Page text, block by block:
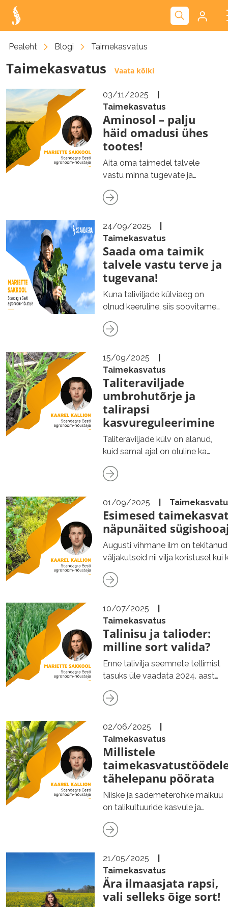
Kliendiportaal
Pealeht Blogi Taimekasvatus
Taimekasvatus Vaata kõiki
03/11/2025
Taimekasvatus
Aminosol – palju
häid omadusi ühes
tootes!
Aita oma taimedel talvele
vastu minna tugevate ja
elujõulistena, andes neile
sügiseks…
24/09/2025
Taimekasvatus
Saada oma taimik
talvele vastu terve ja
tugevana!
Kuna taliviljade külviaeg on
olnud keeruline, siis soovitame
turgutada taimi maksimaalselt,
et…
15/09/2025
Taimekasvatus
Taliteraviljade
umbrohutõrje ja
talirapsi
kasvureguleerimine
Taliteraviljade külv on alanud,
kuid samal ajal on oluline ka
tegeleda talirapside…
01/09/2025
Esimesed
näpunäited
Augusti vihmane ilm on tekitanud
väljakutseid nii vilja koristusel kui
talirapsi…
10/07/2025
Taimekasvatus
Talinisu ja talioder:
milline sort valida?
Enne talivilja seemnete tellimist
tasuks üle vaadata 2024. aasta
Scandagra Suure Põllupäeva…
02/06/2025
Taimekasvatus
Millistele
tähelepanu pöörata
Niiske ja sademeterohke maikuu
on talikultuuride kasvule ja
arengule hästi mõjunud ja…
21/05/2025
Taimekasvatus
Ära ilmaasjata rapsi,
vali selleks õige sort!